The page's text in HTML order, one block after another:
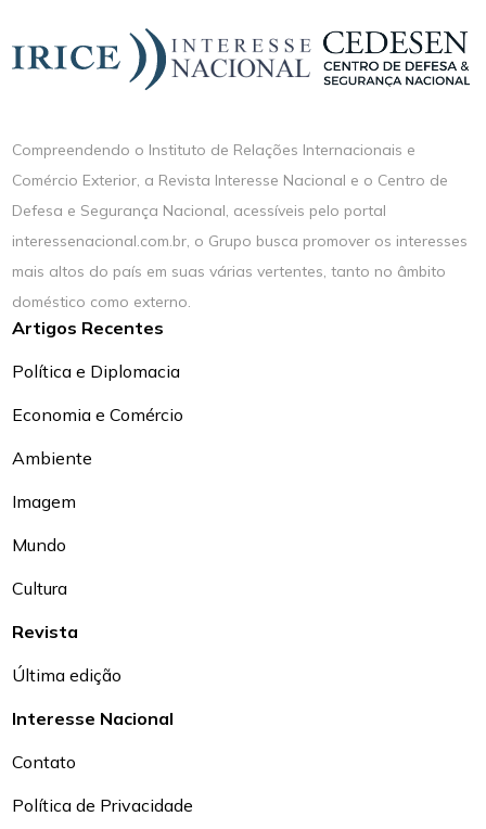
Compreendendo o Instituto de Relações Internacionais e
Comércio Exterior, a Revista Interesse Nacional e o Centro de
Defesa e Segurança Nacional, acessíveis pelo portal
interessenacional.com.br, o Grupo busca promover os interesses
mais altos do país em suas várias vertentes, tanto no âmbito
doméstico como externo.
Artigos Recentes
Política e Diplomacia
Economia e Comércio
Ambiente
Imagem
Mundo
Cultura
Revista
Última edição
Interesse Nacional
Contato
Política de Privacidade